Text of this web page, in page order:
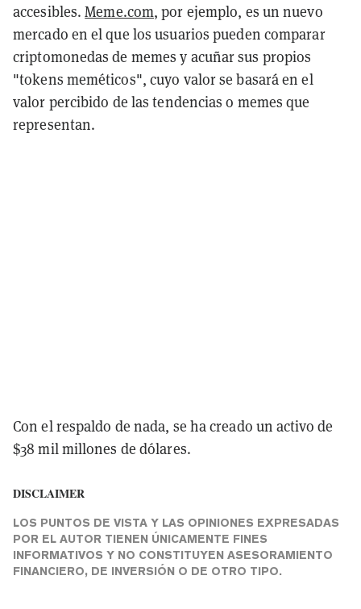
accesibles.Meme.com, por ejemplo, es un nuevo
mercado en el que los usuarios pueden comparar
criptomonedas de memes y acuñar sus propios
"tokens meméticos", cuyo valor se basará en el
valor percibido de las tendencias o memes que
representan.
Con el respaldo de nada, se ha creado un activo de
$38 mil millones de dólares.
DISCLAIMER
LOS PUNTOS DE VISTA Y LAS OPINIONES EXPRESADAS
POR EL AUTOR TIENEN ÚNICAMENTE FINES
INFORMATIVOS Y NO CONSTITUYEN ASESORAMIENTO
FINANCIERO, DE INVERSIÓN O DE OTRO TIPO.